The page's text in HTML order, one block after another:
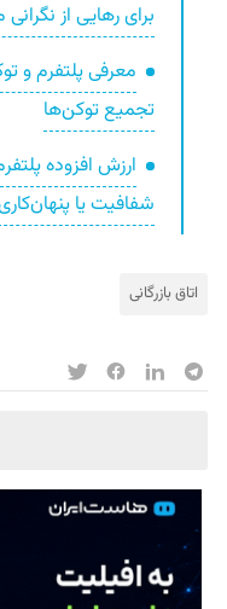
برای رهایی از نگرانی
معرفی پلتفرم و
تجمیع توکن‌ها
ارزش افزوده
شفافیت یا
اتاق بازرگانی